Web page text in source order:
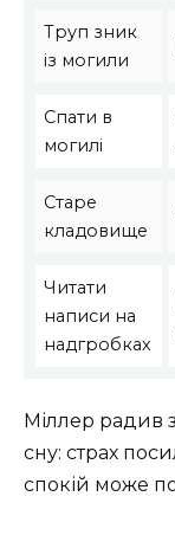
Труп зник
із могили
Спати в
могилі
Старе
кладовище
Читати
написи на
надгробках
Міллер радив
сну: страх
спокій може